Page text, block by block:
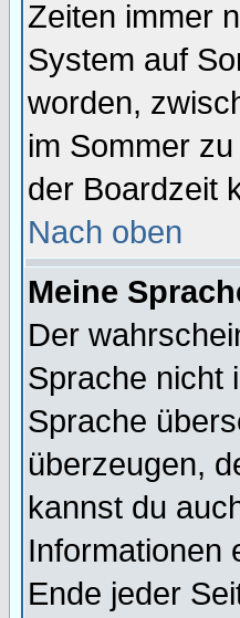
Zeiten immer
System auf
worden,
im Sommer
der Boardzeit
Nach oben
Meine
Der
Sprache nicht
Sprache
überzeugen,
kannst du
Informationen
Ende jeder